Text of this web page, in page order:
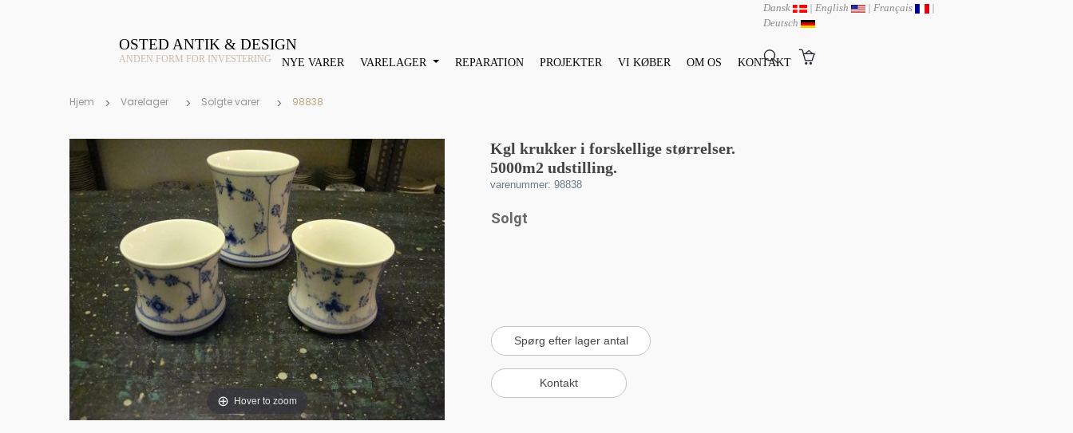
OSTED ANTIK & DESIGN
ANDEN FORM FOR INVESTERING NYE VARER VARELAGER REPARATION PROJEKTER VI KØBER OM OS KONTAKT
Dansk | English | Français
|
Deutsch
Hjem Varelager Solgte varer 98838
Hover to zoom
Kgl krukker i forskellige størrelser.
5000m2 udstilling.
varenummer: 98838
Solgt